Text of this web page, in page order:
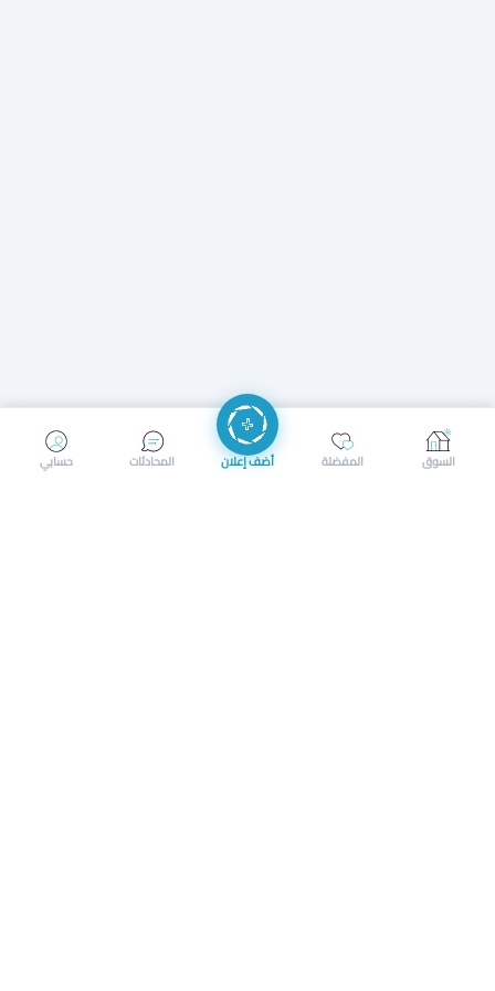
إرسال رسالة إجراء مكالمة
حسابي المحادثات أضف إعلان المفضلة السوق